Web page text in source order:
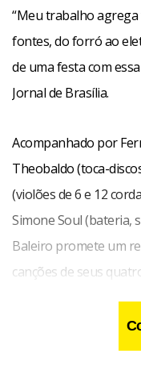
“Meu trabalho agrega
fontes, do forró ao
de uma festa com
Jornal de Brasília.
Acompanhado por
Theobaldo (toca-
(violões de 6 e 12
Simone Soul (bateria,
Baleiro promete um
canções de seus
Silêncio, Quase Nada,